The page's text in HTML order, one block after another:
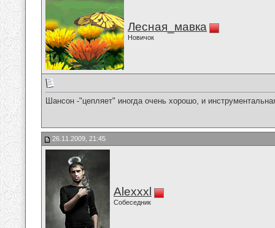
Лесная_мавка
Новичок
Шансон -"цепляет" иногда очень хорошо, и
26.11.2009, 21:45
Alexxxl
Собеседник